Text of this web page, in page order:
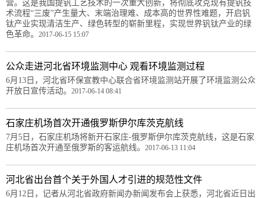
营。这是我国提钒工艺技术的一次重大创新，将彻底攻克现有提钒技
术流程“三废”产生量大、末端治理难、成本高的世界性难题，开启钒
钛产业实现清洁生产、绿色转型的崭新里程，实现世界钒钛产业的绿
色革命。 2017-06-15 15:07
公众走进河北省环境监测中心 观看环境监测过程
6月13日，河北省环保宣教中心联合省环境监测站开展了环境监测公众
开放日宣传活动。 2017-06-14 08:41
石家庄机场首次开通俄罗斯伊尔库茨克航线
7月5日，石家庄机场将新开石家庄-俄罗斯伊尔库茨克航线，这是石家
庄机场首次开通至俄罗斯的客运航线。 2017-06-13 11:04
河北省出台首个关于外国人才引进的规范性文件
6月12日，记者从河北省政府新闻办新闻发布会上获悉，河北省近日出